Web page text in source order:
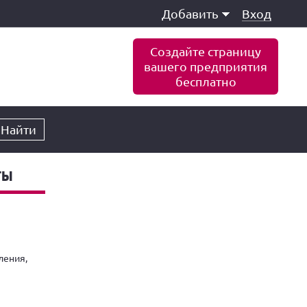
Добавить Вход
Создайте страницу
вашего предприятия
бесплатно
Найти